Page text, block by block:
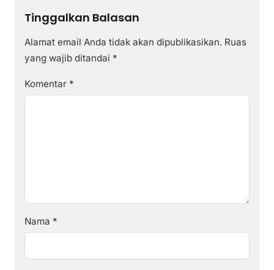
Tinggalkan Balasan
Alamat email Anda tidak akan dipublikasikan. Ruas
yang wajib ditandai *
Komentar *
Nama *